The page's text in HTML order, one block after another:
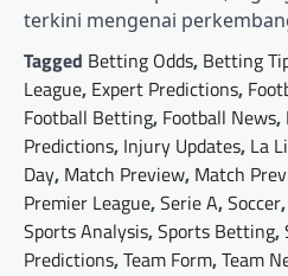
terkini mengenai
Tagged Betting Odds, Betting
League, Expert Predictions,
Football Betting, Football News,
Predictions, Injury Updates, La
Day, Match Preview, Match
Premier League,Serie A,Soccer,
Sports Analysis,Sports Betting,
Predictions,Team Form,Team